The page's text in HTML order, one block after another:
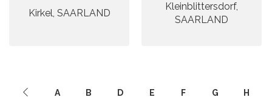
Kirkel, SAARLAND
Kleinblittersdorf,
SAARLAND
A B D E F G H